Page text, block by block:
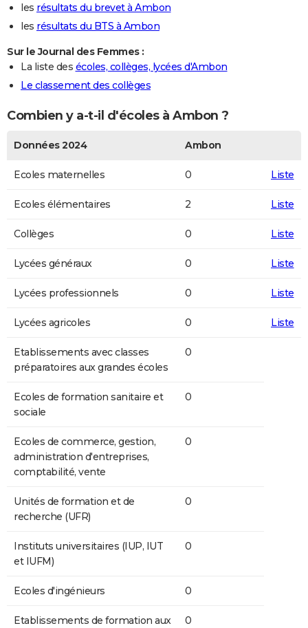
les résultats du brevet à Ambon
les résultats du BTS à Ambon
Sur le Journal des Femmes :
La liste des écoles, collèges, lycées d'Ambon
Le classement des collèges
Combien y a-t-il d'écoles à Ambon ?
Données 2024 Ambon
Ecoles maternelles 0 Liste
Ecoles élémentaires 2 Liste
Collèges 0 Liste
Lycées généraux 0 Liste
Lycées professionnels 0 Liste
Lycées agricoles 0 Liste
Etablissements avec classes
préparatoires aux grandes écoles
0
Ecoles de formation sanitaire et
sociale
0
Ecoles de commerce, gestion,
administration d'entreprises,
comptabilité, vente
0
Unités de formation et de
recherche (UFR)
0
Instituts universitaires (IUP, IUT
et IUFM)
0
Ecoles d'ingénieurs 0
Etablissements de formation aux
0